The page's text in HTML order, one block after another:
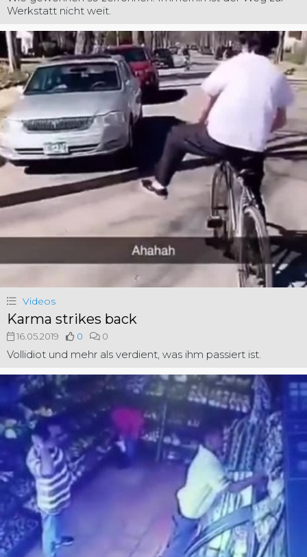
Werkstatt nicht weit.
Videos
Karma strikes back
16.05.2019 0 0
Vollidiot und mehr als verdient, was ihm passiert ist.